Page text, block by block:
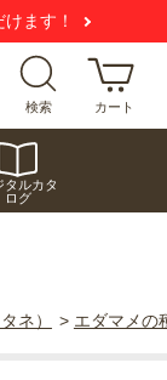
ます！
検索 カート
タルカタ
ログ
ネ） > エダマメの